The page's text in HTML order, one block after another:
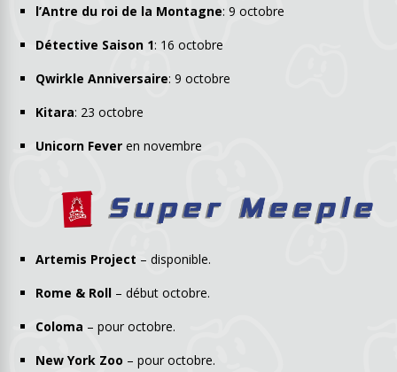
l’Antre du roi de la Montagne: 9 octobre
Détective Saison 1: 16 octobre
Qwirkle Anniversaire: 9 octobre
Kitara: 23 octobre
Unicorn Fever en novembre
Artemis Project – disponible.
Rome & Roll – début octobre.
Coloma – pour octobre.
New York Zoo – pour octobre.